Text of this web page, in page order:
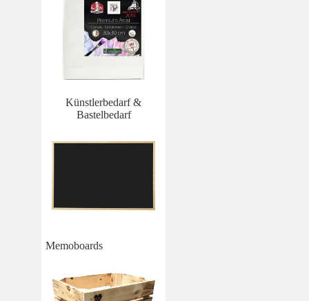
Künstlerbedarf &
Bastelbedarf
Memoboards